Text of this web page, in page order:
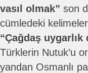
vasıl olmak” son
cümledeki
“Çağdaş
Türklerin Nutuk’u
yandan Osmanlı